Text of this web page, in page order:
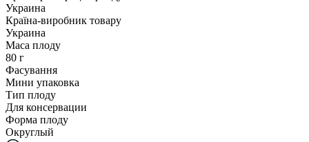
Украина
Країна-виробник товару
Украина
Маса плоду
80 г
Фасування
Мини упаковка
Тип плоду
Для консервации
Форма плоду
Округлый